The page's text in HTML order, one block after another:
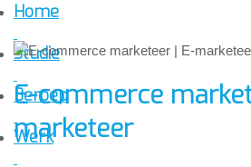
Home
Studie
Beroep
Werk
E-commerce
marketeer